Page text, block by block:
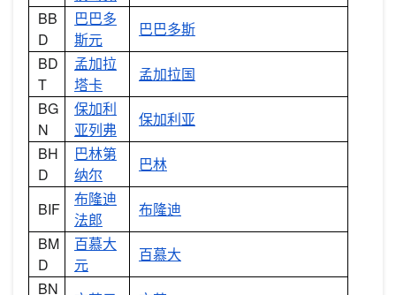
BB
D
巴巴多
斯元
巴巴多斯
BD
T
孟加拉
塔卡
孟加拉国
BG
N
保加利
亚列弗
保加利亚
BH
D
巴林第
纳尔
巴林
BIF
布隆迪
法郎
布隆迪
BM
D
百慕大
元
百慕大
BN